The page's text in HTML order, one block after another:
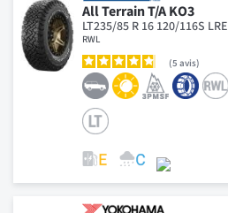
All Terrain T/A KO3
LT235/85 R 16 120/116S LRE
RWL
5 avis